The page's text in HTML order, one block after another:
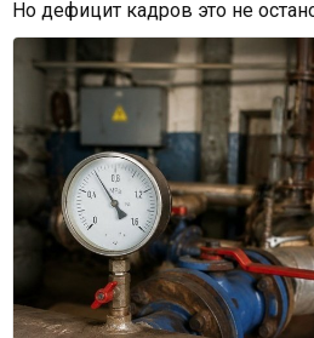
Но дефицит кадров это не